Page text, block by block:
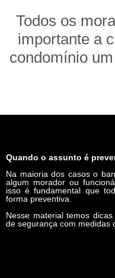
Todos os
importante a
condomínio
Quando o assunto é
Na maioria dos casos o
algum morador ou
isso é fundamental que
forma preventiva.
Nesse material temos
de segurança com medidas